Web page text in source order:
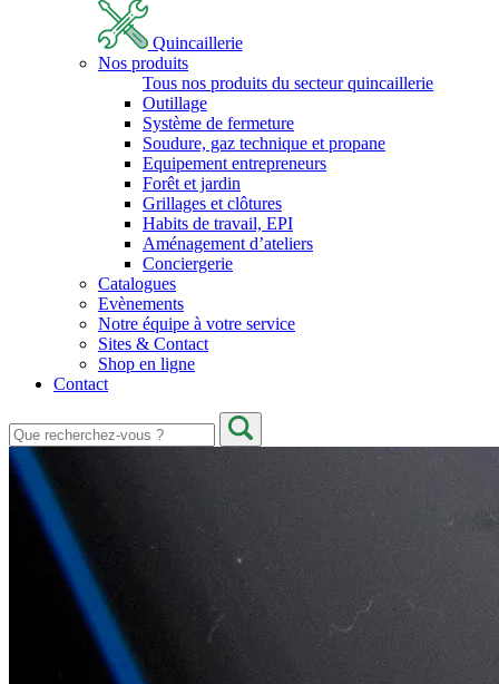
Quincaillerie
Nos produits
Tous nos produits du secteur quincaillerie
Outillage
Système de fermeture
Soudure, gaz technique et propane
Equipement entrepreneurs
Forêt et jardin
Grillages et clôtures
Habits de travail, EPI
Aménagement d’ateliers
Conciergerie
Catalogues
Evènements
Notre équipe à votre service
Sites & Contact
Shop en ligne
Contact